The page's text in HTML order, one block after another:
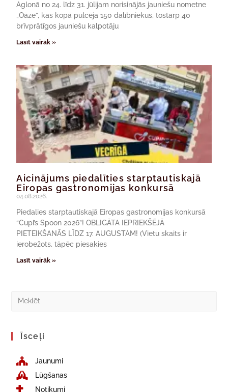
Aglonā no 24. līdz 31. jūlijam norisinājās jauniešu nometne
„Oāze”, kas kopā pulcēja 150 dalībniekus, tostarp 40
brīvprātīgos jauniešu kalpotāju
Lasīt vairāk »
Aicinājums piedalīties starptautiskajā
Eiropas gastronomijas konkursā
04.08.2026.
Piedalies starptautiskajā Eiropas gastronomijas konkursā
“Cupi’s Spoon 2026”! OBLIGĀTA IEPRIEKŠĒJĀ
PIETEIKŠANĀS LĪDZ 17. AUGUSTAM! (Vietu skaits ir
ierobežots, tāpēc piesakies
Lasīt vairāk »
Īsceļi
Jaunumi
Lūgšanas
Notikumi